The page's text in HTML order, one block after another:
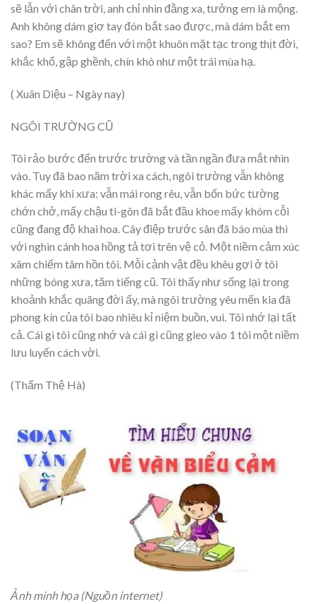
sẽ lẫn với chân trời, anh chỉ nhìn đằng xa, tưởng em là mộng.
Anh không dám giơ tay đón bắt sao được, mà dám bắt em
sao? Em sẽ không đến với một khuôn mặt tạc trong thịt đời,
khắc khổ, gập ghềnh, chín khô như một trái mùa hạ.
( Xuân Diệu – Ngày nay)
NGÔI TRƯỜNG CŨ
Tôi rảo bước đến trước trường và tần ngần đưa mắt nhìn
vào. Tuy đã bao năm trời xa cách, ngôi trường vẫn không
khác mấy khi xưa: vẫn mái rong rêu, vẫn bốn bức tường
chớn chở, mấy chậu ti-gôn đã bắt đầu khoe mấy khóm cỗi
cũng đang độ khai hoa. Cây điệp trước sân đã báo mùa thi
với nghìn cánh hoa hồng tả tơi trên vệ cỏ. Một niềm cảm xúc
xâm chiếm tâm hồn tôi. Mỗi cảnh vật đều khêu gợi ở tôi
những bóng xưa, tăm tiếng cũ. Tôi thấy như sống lại trong
khoảnh khắc quãng đời ấy, mà ngôi trường yêu mến kia đã
phong kín của tôi bao nhiêu kỉ niệm buồn, vui. Tôi nhớ lại tất
cả. Cái gì tôi cũng nhớ và cái gì cũng gieo vào 1 tôi một niềm
lưu luyến cách vời.
(Thẩm Thệ Hà)
Ảnh minh họa (Nguồn internet)